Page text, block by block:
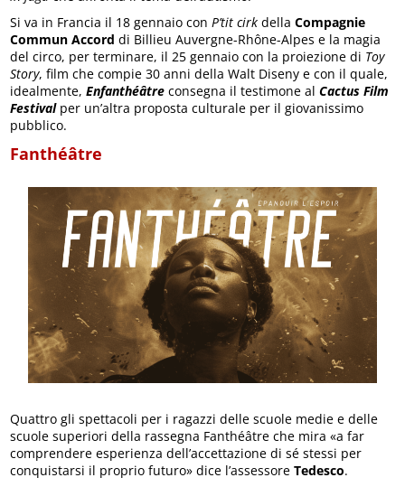
Si va in Francia il 18 gennaio con P’tit cirk della Compagnie
Commun Accord di Billieu Auvergne-Rhône-Alpes e la magia
del circo, per terminare, il 25 gennaio con la proiezione di Toy
Story, film che compie 30 anni della Walt Diseny e con il quale,
idealmente, Enfanthéâtre consegna il testimone alCactus Film
Festival per un’altra proposta culturale per il giovanissimo
pubblico.
Fanthéâtre
Quattro gli spettacoli per i ragazzi delle scuole medie e delle
scuole superiori della rassegna Fanthéâtre che mira «a far
comprendere esperienza dell’accettazione di sé stessi per
conquistarsi il proprio futuro» dice l’assessoreTedesco.